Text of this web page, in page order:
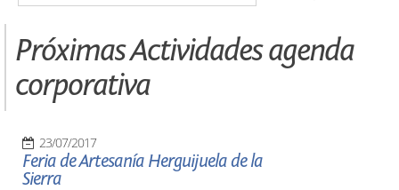
Próximas Actividades agenda
corporativa
23/07/2017
Feria de Artesanía Herguijuela de la
Sierra